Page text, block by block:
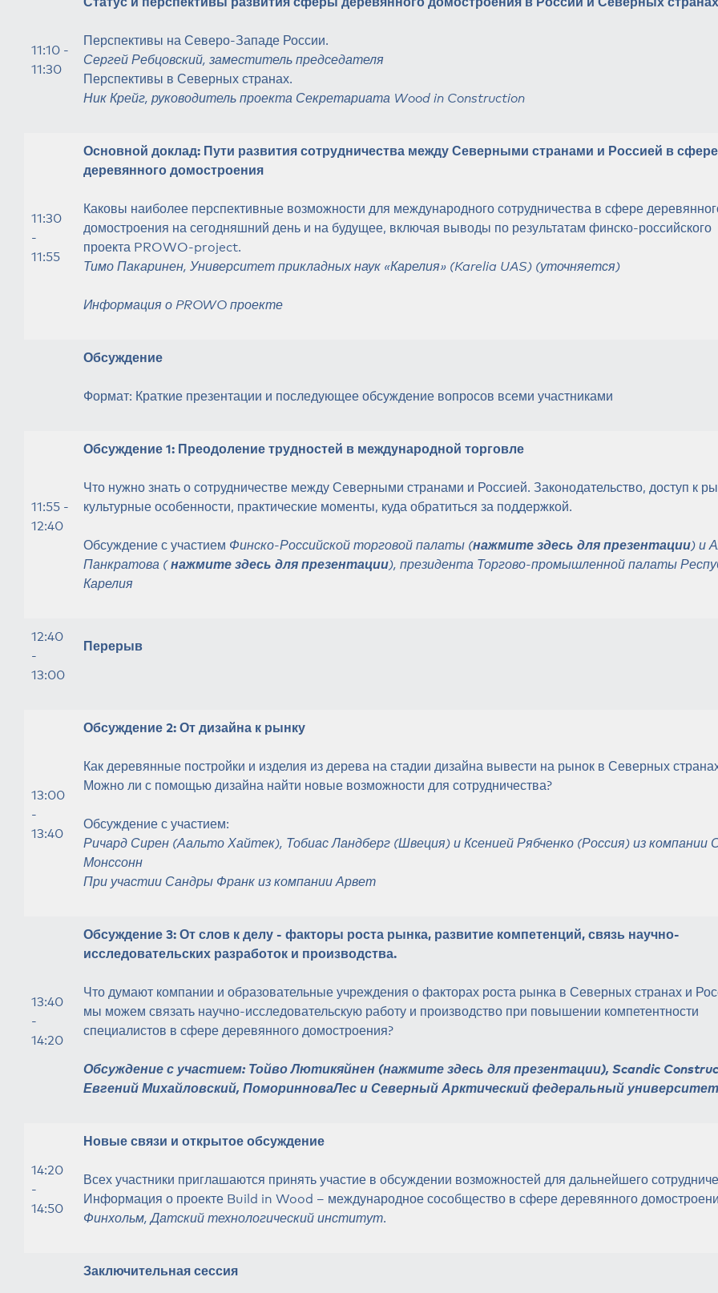
11:10 -
11:30
Перспективы на Северо-Западе России.
Сергей Ребцовский, заместитель председателя
Перспективы в Северных странах.
Ник Крейг, руководитель проекта Секретариата Wood in Construction
11:30
-
11:55
Основной доклад: Пути развития сотрудничества между Северными странами и Россией в сфере
деревянного домостроения
Каковы наиболее перспективные возможности для международного сотрудничества в сфере
домостроения на сегодняшний день и на будущее, включая выводы по результатам финско-российского
проекта PROWO-project.
Тимо Пакаринен, Университет прикладных наук «Карелия» (Karelia UAS) (уточняется)
Информация о PROWO проекте
Обсуждение
Формат: Краткие презентации и последующее обсуждение вопросов всеми участниками
11:55 -
12:40
Обсуждение 1: Преодоление трудностей в международной торговле
Что нужно знать о сотрудничестве между Северными странами и Россией. Законодательство, доступ к
культурные особенности, практические моменты, куда обратиться за поддержкой.
Обсуждение с участием Финско-Российской торговой палаты (нажмите здесь для презентации) и
Панкратова (нажмите здесь для презентации), президента Торгово-промышленной палаты
Карелия
12:40
-
13:00
Перерыв
13:00
-
13:40
Обсуждение 2: От дизайна к рынку
Как деревянные постройки и изделия из дерева на стадии дизайна вывести на рынок в Северных
Можно ли с помощью дизайна найти новые возможности для сотрудничества?
Обсуждение с участием:
Ричард Сирен (Аальто Хайтек), Тобиас Ландберг (Швеция) и Ксенией Рябченко (Россия)из компании
Монссонн
При участии Сандры Франк из компанииАрвет
13:40
-
14:20
Обсуждение 3: От слов к делу - факторы роста рынка, развитие компетенций, связь научно-
исследовательских разработок и производства.
Что думают компании и образовательные учреждения о факторах роста рынка в Северных странах и
мы можем связать научно-исследовательскую работу и производство при повышении компетентности
специалистов в сфере деревянного домостроения?
Обсуждение с участием: Тойво Лютикяйнен (нажмите здесь для презентации), Scandic
Евгений Михайловский, ПоморинноваЛес и Северный Арктический федеральный университет
14:20
-
14:50
Новые связи и открытое обсуждение
Всех участники приглашаются принять участие в обсуждении возможностей для дальнейшего
Информация о проекте Build in Wood – международное сособщество в сфере деревянного
Финхольм, Датский технологический институт.
Заключительная сессия